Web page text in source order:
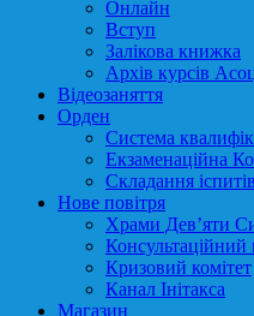
Онлайн
Вступ
Залікова книжка
Архів курсів
Відеозаняття
Орден
Система
Екзаменаційна
Складання
Нове повітря
Храми Дев’яти
Консультаційний
Кризовий комітет
Канал Інітакса
Магазин